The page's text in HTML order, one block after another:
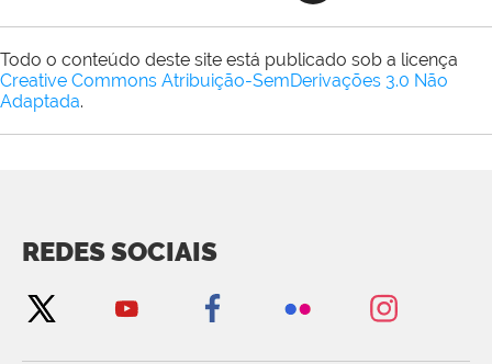
Todo o conteúdo deste site está publicado sob a licença
Creative Commons Atribuição-SemDerivações 3.0 Não
Adaptada.
REDES SOCIAIS